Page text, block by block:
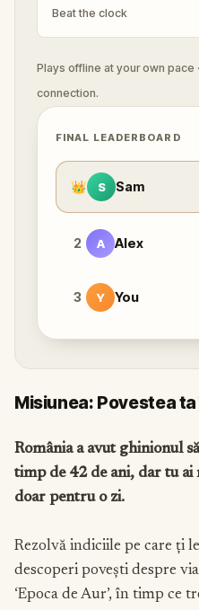
Beat the clock
Plays offline at your own pace
connection.
FINAL LEADERBOARD
👑 S Sam
2 A Alex
3 Y You
Misiunea: Povestea
România a avut ghinionul
timp de 42 de ani, dar tu
doar pentru o zi.
Rezolvă indiciile pe care ți
descoperi povești despre
‘Epoca de Aur’, în timp ce